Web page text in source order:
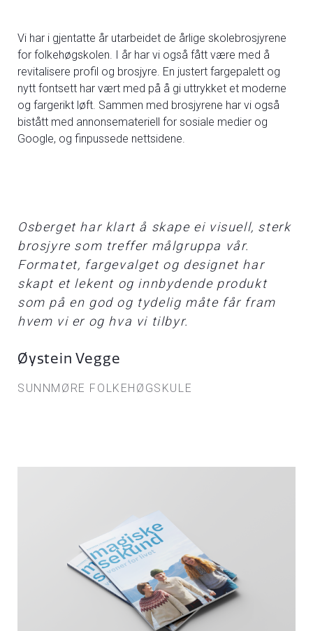
Vi har i gjentatte år utarbeidet de årlige skolebrosjyrene
for folkehøgskolen. I år har vi også fått være med å
revitalisere profil og brosjyre. En justert fargepalett og
nytt fontsett har vært med på å gi uttrykket et moderne
og fargerikt løft. Sammen med brosjyrene har vi også
bistått med annonsemateriell for sosiale medier og
Google, og finpussede nettsidene.
Osberget har klart å skape ei visuell, sterk
brosjyre som treffer målgruppa vår.
Formatet, fargevalget og designet har
skapt et lekent og innbydende produkt
som på en god og tydelig måte får fram
hvem vi er og hva vi tilbyr.
Øystein Vegge
SUNNMØRE FOLKEHØGSKULE